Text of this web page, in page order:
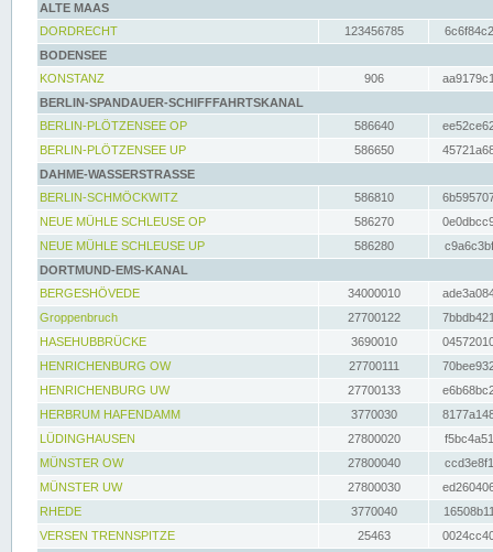
ALTE MAAS
DORDRECHT
123456785
BODENSEE
KONSTANZ
906
BERLIN-SPANDAUER-SCHIFFFAHRTSKANAL
BERLIN-PLÖTZENSEE OP
586640
BERLIN-PLÖTZENSEE UP
586650
DAHME-WASSERSTRASSE
BERLIN-SCHMÖCKWITZ
586810
NEUE MÜHLE SCHLEUSE OP
586270
NEUE MÜHLE SCHLEUSE UP
586280
DORTMUND-EMS-KANAL
BERGESHÖVEDE
34000010
Groppenbruch
27700122
HASEHUBBRÜCKE
3690010
HENRICHENBURG OW
27700111
HENRICHENBURG UW
27700133
HERBRUM HAFENDAMM
3770030
LÜDINGHAUSEN
27800020
MÜNSTER OW
27800040
MÜNSTER UW
27800030
RHEDE
3770040
VERSEN TRENNSPITZE
25463